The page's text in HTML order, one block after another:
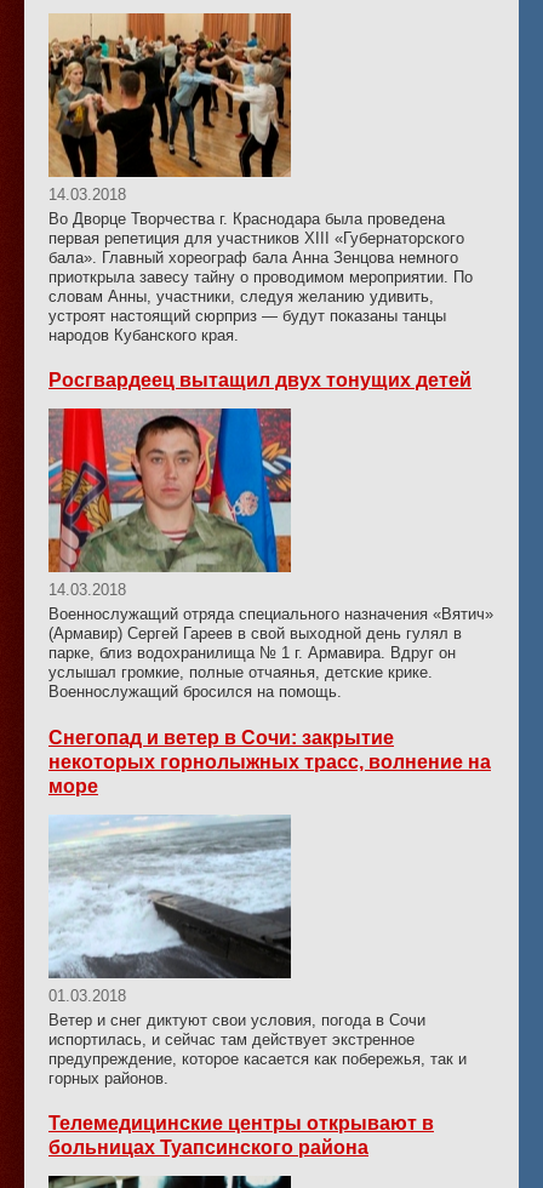
14.03.2018
Во Дворце Творчества г. Краснодара была проведена
первая репетиция для участников XIII «Губернаторского
бала». Главный хореограф бала Анна Зенцова немного
приоткрыла завесу тайну о проводимом мероприятии. По
словам Анны, участники, следуя желанию удивить,
устроят настоящий сюрприз — будут показаны танцы
народов Кубанского края.
Росгвардеец вытащил двух тонущих детей
14.03.2018
Военнослужащий отряда специального назначения «Вятич»
(Армавир) Сергей Гареев в свой выходной день гулял в
парке, близ водохранилища № 1 г. Армавира. Вдруг он
услышал громкие, полные отчаянья, детские крике.
Военнослужащий бросился на помощь.
Снегопад и ветер в Сочи: закрытие
некоторых горнолыжных трасс, волнение на
море
01.03.2018
Ветер и снег диктуют свои условия, погода в Сочи
испортилась, и сейчас там действует экстренное
предупреждение, которое касается как побережья, так и
горных районов.
Телемедицинские центры открывают в
больницах Туапсинского района